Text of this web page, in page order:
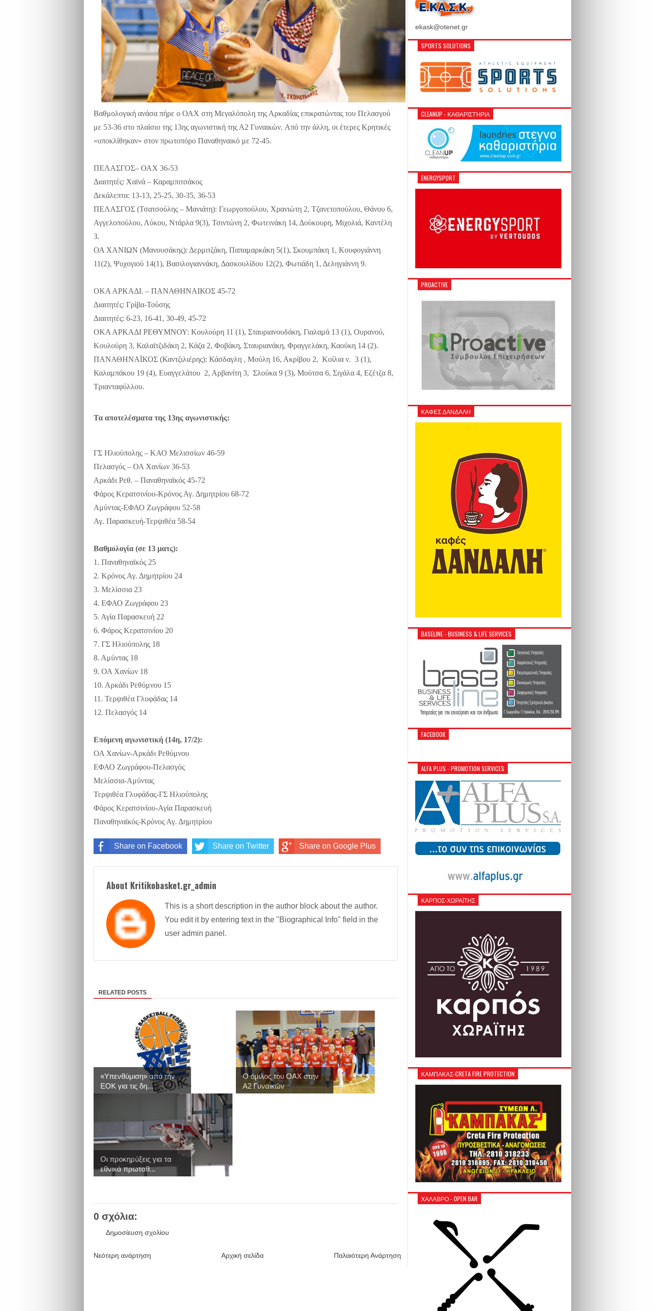
Βαθμολογική ανάσα πήρε ο ΟΑΧ στη Μεγαλόπολη της Αρκαδίας επικρατώντας του Πελασγού
με 53-36 στο πλαίσιο της 13ης αγωνιστική της Α2 Γυναικών. Από την άλλη, οι έτερες Κρητικές
«υποκλίθηκαν» στον πρωτοπόρο Παναθηναικό με 72-45.
ΠΕΛΑΣΓΟΣ– ΟΑΧ 36-53
Διαιτητές: Χαϊνά – Καραμπιτσάκος
Δεκάλεπτα: 13-13, 25-25, 30-35, 36-53
ΠΕΛΑΣΓΟΣ (Τσατσούλης – Μανιάτη): Γεωργοπούλου, Χρανιώτη 2, Τζανετοπούλου, Θάνου 6,
Αγγελοπούλου, Λύκου, Ντάρλα 9(3), Τσιντώνη 2, Φωτεινάκη 14, Δούκουρη, Μιχολιά, Καντέλη
3.
ΟΑ ΧΑΝΙΩΝ (Μανουσάκης): Δερμιτζάκη, Παπαμαρκάκη 5(1), Σκουμπάκη 1, Κουφογιάννη
11(2), Ψυχογιού 14(1), Βασιλογιαννάκη, Δασκουλίδου 12(2), Φωτιάδη 1, Δεληγιάννη 9.
ΟΚΑ ΑΡΚΑΔΙ. – ΠΑΝΑΘΗΝΑΙΚΟΣ 45-72
Διαιτητές: Γρίβα-Τούσης
Διαιτητές: 6-23, 16-41, 30-49, 45-72
ΟΚΑ ΑΡΚΑΔΙ ΡΕΘΥΜΝΟΥ: Κουλούρη 11 (1), Σταυριανουδάκη, Γιαλαμά 13 (1), Ουρανού,
Κουλούρη 3, Καλαϊτζιδάκη 2, Κάζα 2, Φοβάκη, Σταυριανάκη, Φραγγελάκη, Καούκη 14 (2).
ΠΑΝΑΘΗΝΑΪΚΟΣ (Καντζιλιέρης): Κάσδαγλη , Μούλη 16, Ακρίβου 2, Κοίλια ν. 3 (1),
Καλαμπάκου 19 (4), Ευαγγελάτου 2, Αρβανίτη 3, Σλούκα 9 (3), Μούτσα 6, Σιγάλα 4, Εζέτζα 8,
Τριανταφύλλου.
Τα αποτελέσματα της 13ης αγωνιστικής:
ΓΣ Ηλιούπολης – ΚΑΟ Μελισσίων 46-59
Πελασγός – ΟΑ Χανίων 36-53
Αρκάδι Ρεθ. – Παναθηναϊκός 45-72
Φάρος Κερατσινίου-Κρόνος Αγ. Δημητρίου 68-72
Αμύντας-ΕΦΑΟ Ζωγράφου 52-58
Αγ. Παρασκευή-Τερψιθέα 58-54
Βαθμολογία (σε 13 ματς):
1. Παναθηναϊκός 25
2. Κρόνος Αγ. Δημητρίου 24
3. Μελίσσια 23
4. ΕΦΑΟ Ζωγράφου 23
5. Αγία Παρασκευή 22
6. Φάρος Κερατσινίου 20
7. ΓΣ Ηλιούπολης 18
8. Αμύντας 18
9. ΟΑ Χανίων 18
10. Αρκάδι Ρεθύμνου 15
11. Τερψιθέα Γλυφάδας 14
12. Πελασγός 14
Επόμενη αγωνιστική (14η, 17/2):
ΟΑ Χανίων-Αρκάδι Ρεθύμνου
ΕΦΑΟ Ζωγράφου-Πελασγός
Μελίσσια-Αμύντας
Τερψιθέα Γλυφάδας-ΓΣ Ηλιούπολης
Φάρος Κερατσινίου-Αγία Παρασκευή
Παναθηναϊκός-Κρόνος Αγ. Δημητρίου
Share on Facebook Share on Twitter Share on Google Plus
About Kritikobasket.gr_admin
This is a short description in the author block about the author.
You edit it by entering text in the "Biographical Info" field in the
user admin panel.
RELATED POSTS
«Υπενθύμιση» από την
ΕΟΚ για τις δη...
Ο όμιλος του ΟΑΧ στην
Α2 Γυναικών
Οι προκηρύξεις για τα
εθνικά πρωταθ...
0 σχόλια:
Δημοσίευση σχολίου
Νεότερη ανάρτηση Παλαιότερη Ανάρτηση
Αρχική σελίδα
ekask@otenet.gr
SPORTS SOLUTIONS
CLEANUP - ΚΑΘΑΡΙΣΤΉΡΙΑ
ENERGYSPORT
PROACTIVE
ΚΑΦΕΣ ΔΑΝΔΑΛΗ
BASELINE - BUSINESS & LIFE SERVICES
FACEBOOK
ALFA PLUS - PROMOTION SERVICES
ΚΑΡΠΟΣ-ΧΩΡΑΪΤΗΣ
ΚΑΜΠΑΚΑΣ-CRETA FIRE PROTECTION
ΧΑΛΑΒΡΟ - OPEN BAR